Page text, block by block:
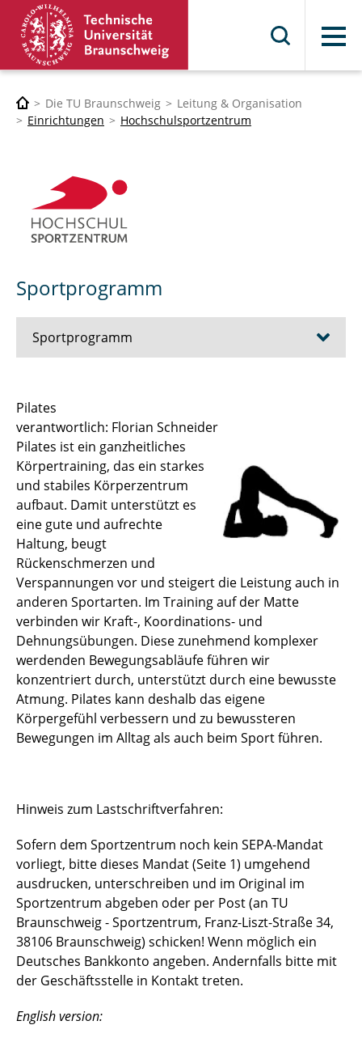
Menü
Die TU Braunschweig
Leitung & Organisation
Einrichtungen
Hochschulsportzentrum
Sportprogramm
Sportprogramm
Buchungs- und Teilnahmebedingungen
Nutzungsordnungen
Differenzierung der Sportangebote
Feedback Sportangebot
Verletzt im HSP - und nun?
Versicherungen im Sport & Studium
Pilates
verantwortlich: Florian Schneider
Pilates ist ein ganzheitliches
Körpertraining, das ein starkes
und stabiles Körperzentrum
aufbaut. Damit unterstützt es
eine gute und aufrechte
Haltung, beugt
Rückenschmerzen und
Verspannungen vor und steigert die Leistung auch in
anderen Sportarten. Im Training auf der Matte
verbinden wir Kraft-, Koordinations- und
Dehnungsübungen. Diese zunehmend komplexer
werdenden Bewegungsabläufe führen wir
konzentriert durch, unterstützt durch eine bewusste
Atmung. Pilates kann deshalb das eigene
Körpergefühl verbessern und zu bewussteren
Bewegungen im Alltag als auch beim Sport führen.
Hinweis zum Lastschriftverfahren:
Sofern dem Sportzentrum noch kein SEPA-Mandat
vorliegt, bitte dieses Mandat (Seite 1) umgehend
ausdrucken, unterschreiben und im Original im
Sportzentrum abgeben oder per Post (an TU
Braunschweig - Sportzentrum, Franz-Liszt-Straße 34,
38106 Braunschweig) schicken! Wenn möglich ein
Deutsches Bankkonto angeben. Andernfalls bitte mit
der Geschäftsstelle in Kontakt treten.
English version: